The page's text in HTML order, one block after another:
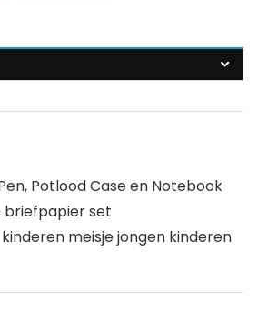
Potlood Case en Notebook
briefpapier set
meisje jongen kinderen